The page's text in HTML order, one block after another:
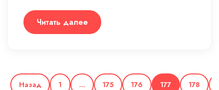
Читать далее
Назад 1 … 175 176 177 178